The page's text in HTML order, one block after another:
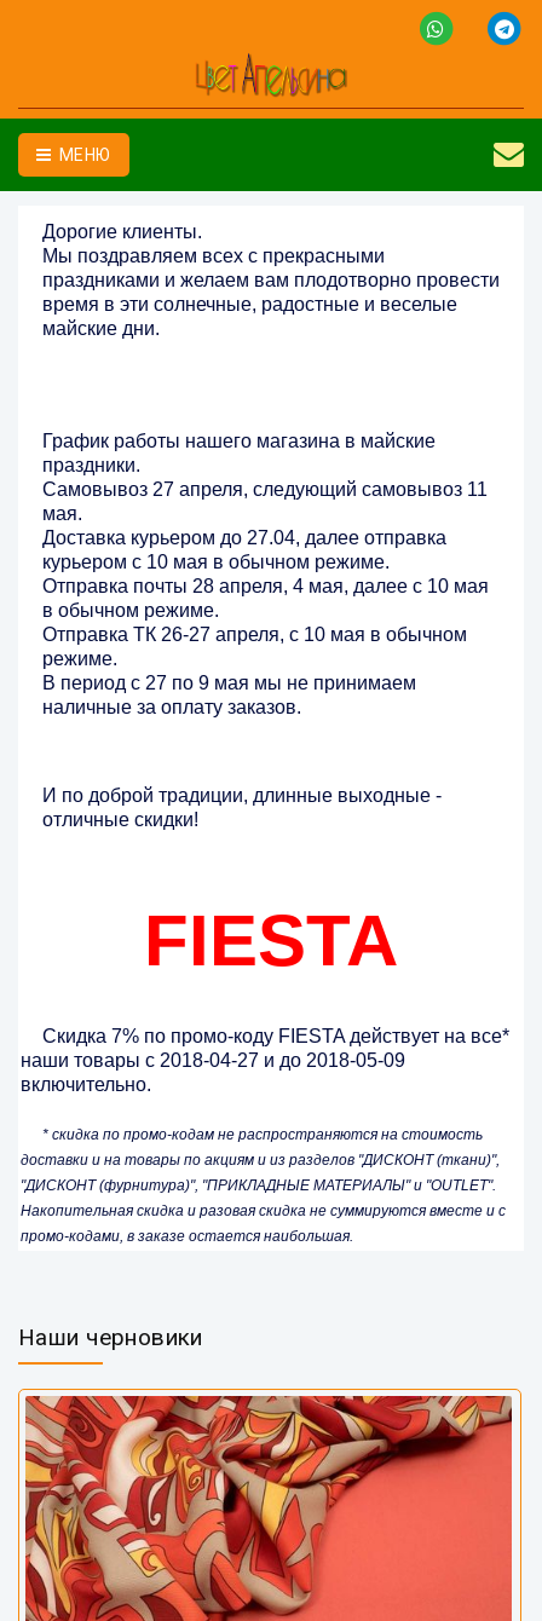
МЕНЮ
Дорогие клиенты.
Мы поздравляем всех с прекрасными
праздниками и желаем вам плодотворно провести
время в эти солнечные, радостные и веселые
майские дни.
График работы нашего магазина в майские
праздники.
Самовывоз 27 апреля, следующий самовывоз 11
мая.
Доставка курьером до 27.04, далее отправка
курьером с 10 мая в обычном режиме.
Отправка почты 28 апреля, 4 мая, далее с 10 мая
в обычном режиме.
Отправка ТК 26-27 апреля, с 10 мая в обычном
режиме.
В период с 27 по 9 мая мы не принимаем
наличные за оплату заказов.
И по доброй традиции, длинные выходные -
отличные скидки!
FIESTA
Скидка 7% по промо-коду FIESTA действует на все*
наши товары с 2018-04-27 и до 2018-05-09
включительно.
* скидка по промо-кодам не распространяются на стоимость
доставки и на товары по акциям и из разделов "ДИСКОНТ (ткани)",
"ДИСКОНТ (фурнитура)", "ПРИКЛАДНЫЕ МАТЕРИАЛЫ" и "OUTLET".
Накопительная скидка и разовая скидка не суммируются вместе и с
промо-кодами, в заказе остается наибольшая.
Наши черновики